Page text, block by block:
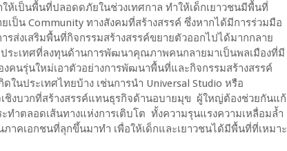
ห้เป็นพื้นที่ปลอดดภัยในช่วงเทศกาล ทำให้เด็กเยาวชนมีพื้นที่
เป็น Community ทางสังคมที่สร้างสรรค์ ซึ่งหากได้มีการร่วมมือ
รส่งเสริมพื้นที่กิจกรรมสร้างสรรค์ขยายตัวออกไปได้มากกลาย
ระเทศที่ลงทุนด้านการพัฒนาคุณภาพคนกลายมาเป็นพลเมืองที่มี
คนรุ่นใหม่เอาตัวอย่างการพัฒนาพื้นที่และกิจกรรมสร้างสรรค์
ในประเทศไทยบ้าง เช่นการนำ Universal Studio หรือ
เชิงบวกที่สร้างสรรค์แทนธุรกิจด้านอบายมุข ผู้ใหญ่ต้องช่วยกันแก้
ทำตลอดเส้นทางแห่งการเติบโต ทั้งความรุนแรงความเหลื่อมล้ำ
าคเอกชนที่ลุกขึ้นมาทำ เพื่อให้เด็กและเยาวชนได้มีพื้นที่ที่เหมาะ